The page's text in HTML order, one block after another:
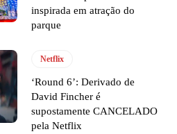
inspirada em atração do
parque
Netflix
‘Round 6’: Derivado de
David Fincher é
supostamente CANCELADO
pela Netflix